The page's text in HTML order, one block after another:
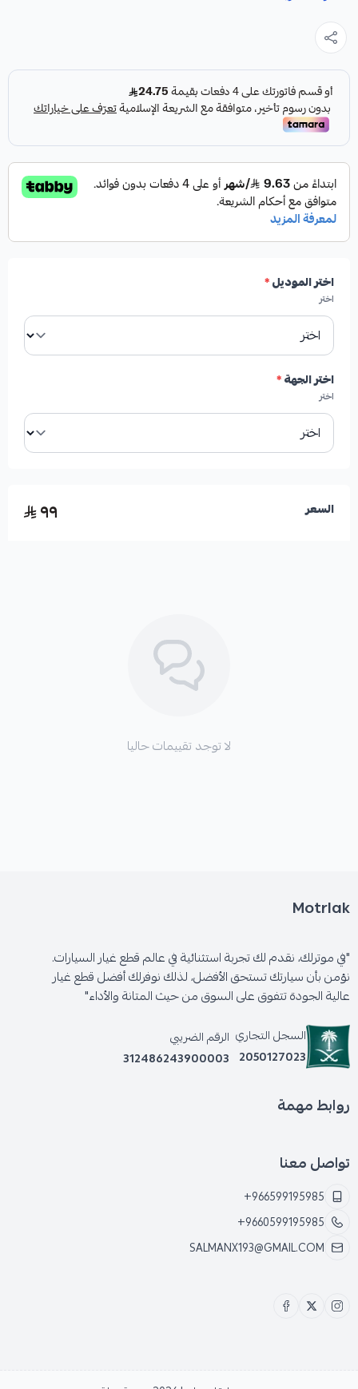
الجودة، مصممة خصيصاً لتلبية احتياجات سيارتك.
المواصفات والمميزات:
✓صناعة أمريكية
✓علامة تجارية: HIGHROAD AUTO PARTS
✓جودة عالية
✓درجة أولى مطابق للوكالة
الأعطال المحتملة عند تلف القطعة:
تآكل غير متساوٍ للإطارات
اختر الموديل*
اختر
اختر الجهة*
اختر
السعر ٩٩
لا توجد تقييمات حاليا
Motrlak
"في موترلك، نقدم لك تجربة استثنائية في عالم قطع غيار السيارات.
نؤمن بأن سيارتك تستحق الأفضل، لذلك نوفرلك أفضل قطع غيار
عالية الجودة تتفوق على السوق من حيث المتانة والأداء"
السجل التجاري
2050127023
الرقم الضريبي
312486243900003
روابط مهمة
تواصل معنا
+966599195985
+9660599195985
SALMANX193@GMAIL.COM